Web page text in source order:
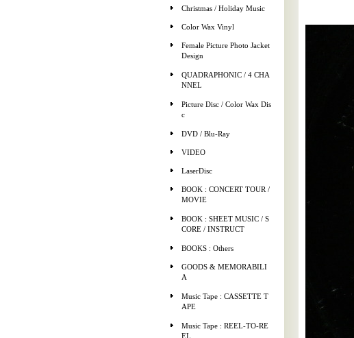
Christmas / Holiday Music
Color Wax Vinyl
Female Picture Photo Jacket
Design
QUADRAPHONIC / 4 CHA
NNEL
Picture Disc / Color Wax Dis
c
DVD / Blu-Ray
VIDEO
LaserDisc
BOOK : CONCERT TOUR /
MOVIE
BOOK : SHEET MUSIC / S
CORE / INSTRUCT
BOOKS : Others
GOODS & MEMORABILI
A
Music Tape : CASSETTE T
APE
Music Tape : REEL-TO-RE